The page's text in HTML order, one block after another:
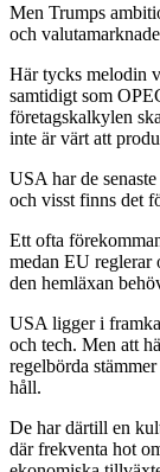
Men Trumps
och
Här tycks melodin
samtidigt som
företagskalkylen
inte är värt att
USA har de
och visst finns det
Ett ofta
medan EU reglerar
den hemläxan
USA ligger i
och tech. Men att
regelbörda
håll.
De har därtill en
där frekventa hot